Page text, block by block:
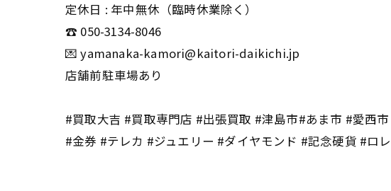
定休日 : 年中無休（臨時休業除く）
☎️ 050-3134-8046
💌 yamanaka-kamori@kaitori-daikichi.jp
店舗前駐車場あり
#買取大吉 #買取専門店 #出張買取 #津島市#あま市 #愛西
#金券 #テレカ #ジュエリー #ダイヤモンド #記念硬貨 #ロ